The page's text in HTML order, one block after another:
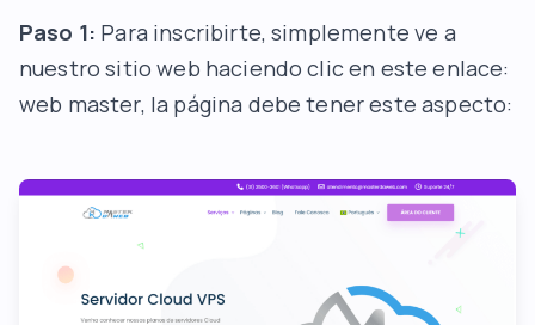
Paso 1: Para inscribirte, simplemente ve a
nuestro sitio web haciendo clic en este enlace:
web master, la página debe tener este aspecto: